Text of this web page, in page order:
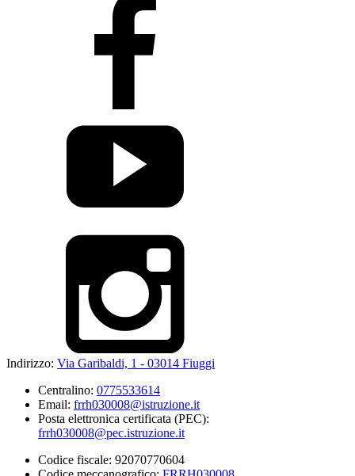
Indirizzo: Via Garibaldi, 1 - 03014 Fiuggi
Centralino: 0775533614
Email: frrh030008@istruzione.it
Posta elettronica certificata (PEC):
frrh030008@pec.istruzione.it
Codice fiscale: 92070770604